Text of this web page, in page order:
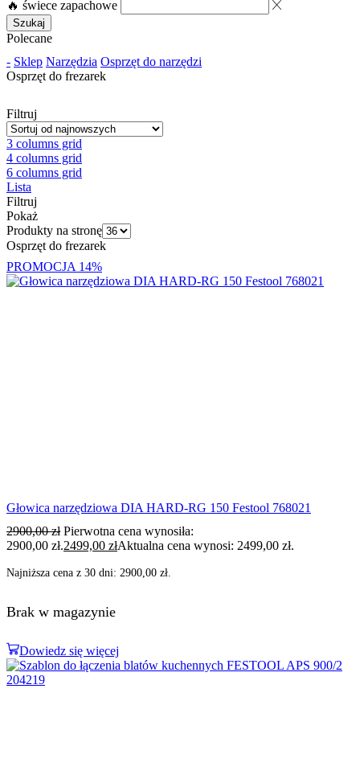
🔥 świece zapachowe
Szukaj
Polecane
- Sklep Narzędzia Osprzęt do narzędzi
Osprzęt do frezarek
Filtruj
3 columns grid
4 columns grid
6 columns grid
Lista
Filtruj
Pokaż
Produkty na stronę
Osprzęt do frezarek
PROMOCJA 14%
Głowica narzędziowa DIA HARD-RG 150 Festool 768021
2900,00zł Pierwotna cena wynosiła:
2900,00 zł.2499,00 złAktualna cena wynosi: 2499,00 zł.
Najniższa cena z 30 dni: 2900,00 zł.
Brak w magazynie
Dowiedz się więcej